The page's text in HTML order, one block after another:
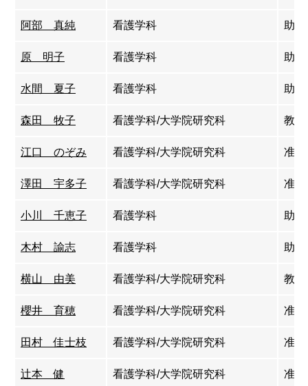
阿部 真純 看護学科 助教
原 明子 看護学科 助教
水間 夏子 看護学科 助教
森田 牧子 看護学科/大学院研究科 教授
江口 のぞみ 看護学科/大学院研究科 准教
澤田 宇多子 看護学科/大学院研究科 准教
小川 千恵子 看護学科 助教
木村 諭志 看護学科 助教
横山 由美 看護学科/大学院研究科 教授
櫻井 育穂 看護学科/大学院研究科 准教
田村 佳士枝 看護学科/大学院研究科 准教
辻本 健 看護学科/大学院研究科 准教